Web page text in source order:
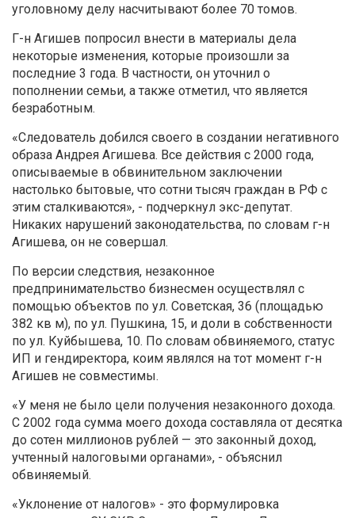
уголовному делу насчитывают более 70 томов.
Г-н Агишев попросил внести в материалы дела
некоторые изменения, которые произошли за
последние 3 года. В частности, он уточнил о
пополнении семьи, а также отметил, что является
безработным.
«Следователь добился своего в создании негативного
образа Андрея Агишева. Все действия с 2000 года,
описываемые в обвинительном заключении
настолько бытовые, что сотни тысяч граждан в РФ с
этим сталкиваются», - подчеркнул экс-депутат.
Никаких нарушений законодательства, по словам г-н
Агишева, он не совершал.
По версии следствия, незаконное
предпринимательство бизнесмен осуществлял с
помощью объектов по ул. Советская, 36 (площадью
382 кв м), по ул. Пушкина, 15, и доли в собственности
по ул. Куйбышева, 10. По словам обвиняемого, статус
ИП и гендиректора, коим являлся на тот момент г-н
Агишев не совместимы.
«У меня не было цели получения незаконного дохода.
С 2002 года сумма моего дохода составляла от десятка
до сотен миллионов рублей — это законный доход,
учтенный налоговыми органами», - объяснил
обвиняемый.
«Уклонение от налогов» - это формулировка